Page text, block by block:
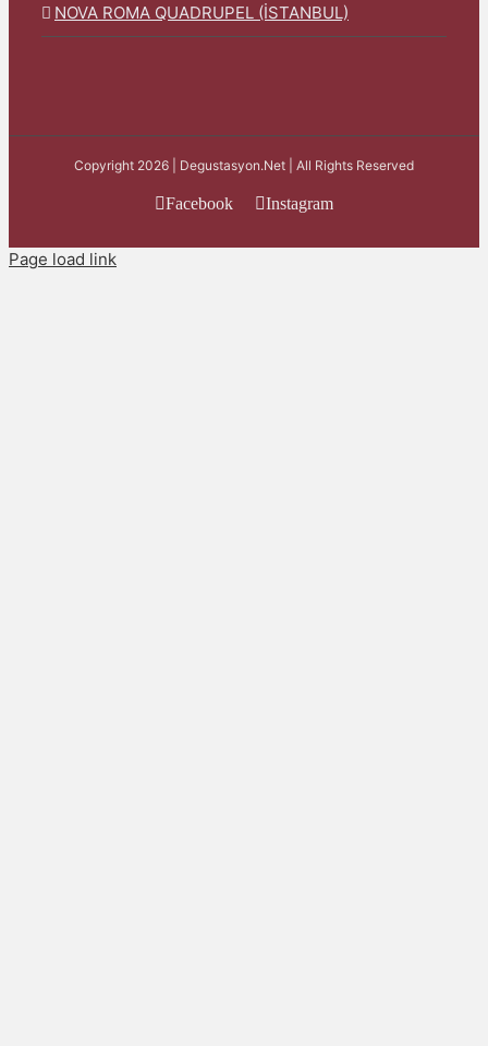
NOVA ROMA QUADRUPEL (İSTANBUL)
Copyright 2026 | Degustasyon.Net | All Rights Reserved
Facebook Instagram
Page load link